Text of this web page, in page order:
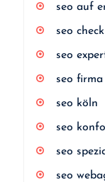
seo auf
seo check
seo
seo firma
seo köln
seo
seo
seo